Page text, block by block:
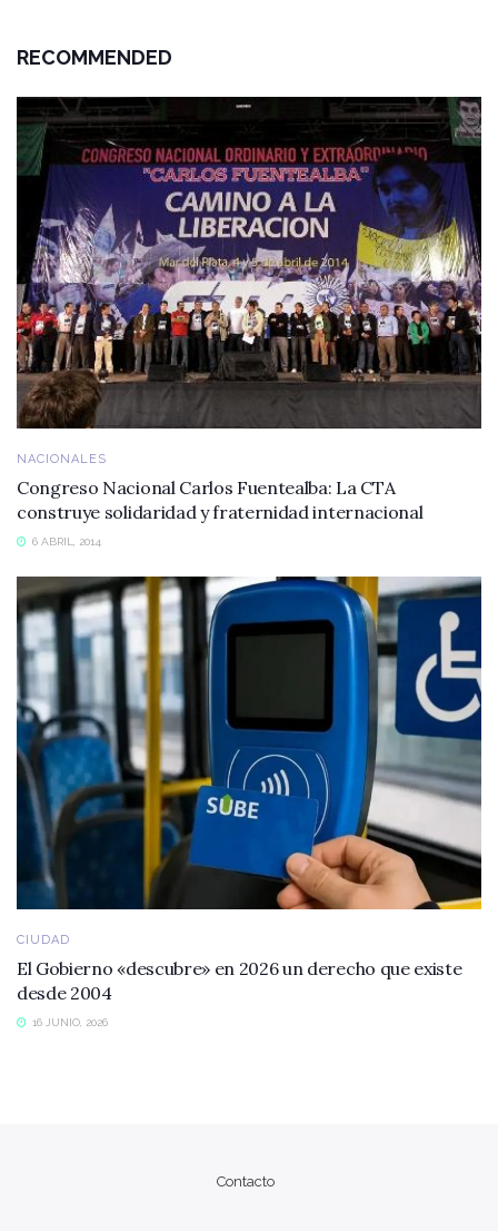
RECOMMENDED
NACIONALES
Congreso Nacional Carlos Fuentealba: La CTA
construye solidaridad y fraternidad internacional
6 ABRIL, 2014
CIUDAD
El Gobierno «descubre» en 2026 un derecho que existe
desde 2004
16 JUNIO, 2026
Contacto